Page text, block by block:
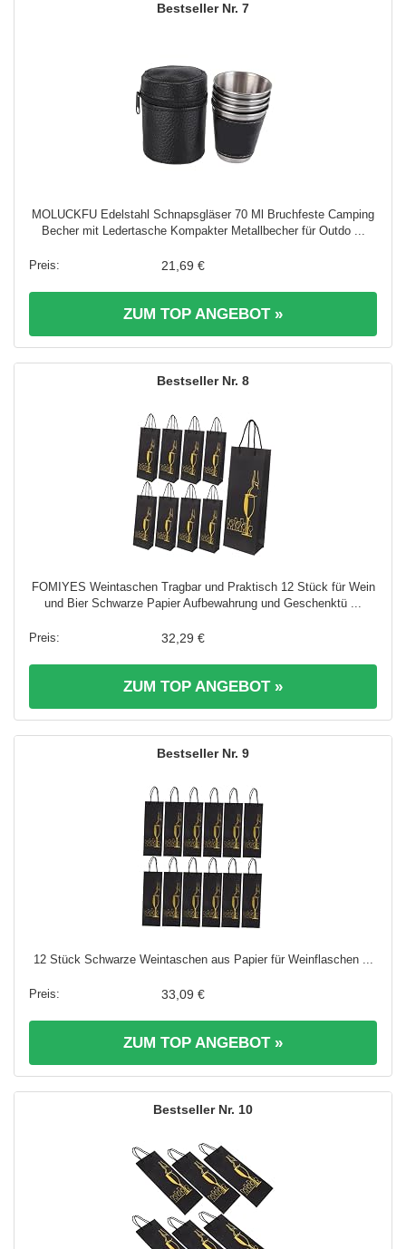
7
MOLUCKFU Edelstahl Schnapsgläser 70 Ml Bruchfeste Camping
Becher mit Ledertasche Kompakter Metallbecher für Outdo ...
21,69 €
ZUM TOP ANGEBOT »
8
FOMIYES Weintaschen Tragbar und Praktisch 12 Stück für Wein
und Bier Schwarze Papier Aufbewahrung und Geschenktü ...
32,29 €
ZUM TOP ANGEBOT »
9
12 Stück Schwarze Weintaschen aus Papier für Weinflaschen ...
33,09 €
ZUM TOP ANGEBOT »
10